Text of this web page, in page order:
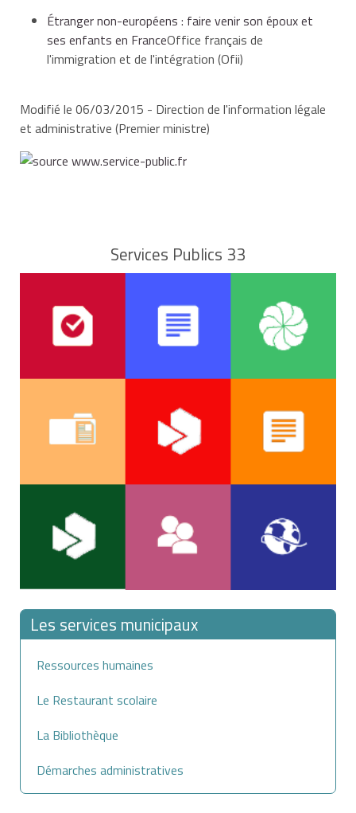
Étranger non-européens : faire venir son époux et
ses enfants en FranceOffice français de
l'immigration et de l'intégration (Ofii)
Modifié le 06/03/2015 - Direction de l'information légale
et administrative (Premier ministre)
Services Publics 33
Les services municipaux
Ressources humaines
Le Restaurant scolaire
La Bibliothèque
Démarches administratives